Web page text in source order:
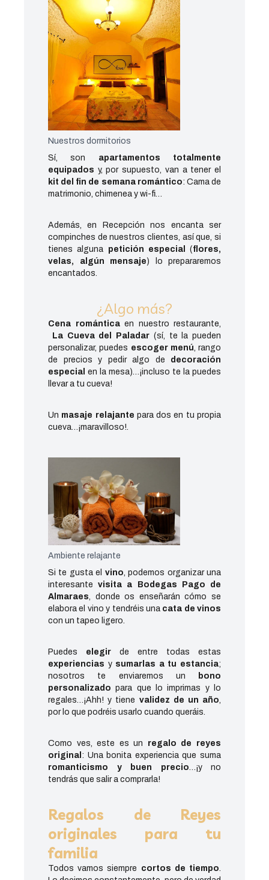
Nuestros dormitorios
Sí, son apartamentos totalmente
equipados y, por supuesto, van a tener el
kit del fin de semana romántico: Cama de
matrimonio, chimenea y wi-fi…
Además, en Recepción nos encanta ser
compinches de nuestros clientes, así que, si
tienes alguna petición especial (flores,
velas, algún mensaje) lo prepararemos
encantados.
¿Algo más?
Cena románticaen nuestro restaurante,
La Cueva del Paladar (sí, te la pueden
personalizar, puedes escoger menú , rango
de precios y pedir algo de decoración
especial en la mesa)…¡incluso te la puedes
llevar a tu cueva!
Un masaje relajante para dos en tu propia
cueva…¡maravilloso!.
Ambiente relajante
Si te gusta el vino, podemos organizar una
interesantevisita a Bodegas Pago de
Almaraes, donde os enseñarán cómo se
elabora el vino y tendréis unacata de vinos
con un tapeo ligero.
Puedes elegir de entre todas estas
experiencias y sumarlas a tu estancia;
nosotros te enviaremos un
bono
personalizado para que lo imprimas y lo
regales…¡Ahh! y tiene validez de un año,
por lo que podréis usarlo cuando queráis.
Como ves, este es un regalo de reyes
original : Una bonita experiencia que suma
romanticismo y buen precio…¡y no
tendrás que salir a comprarla!
Regalos de Reyes
originales para tu
familia
Todos vamos siempre cortos de tiempo.